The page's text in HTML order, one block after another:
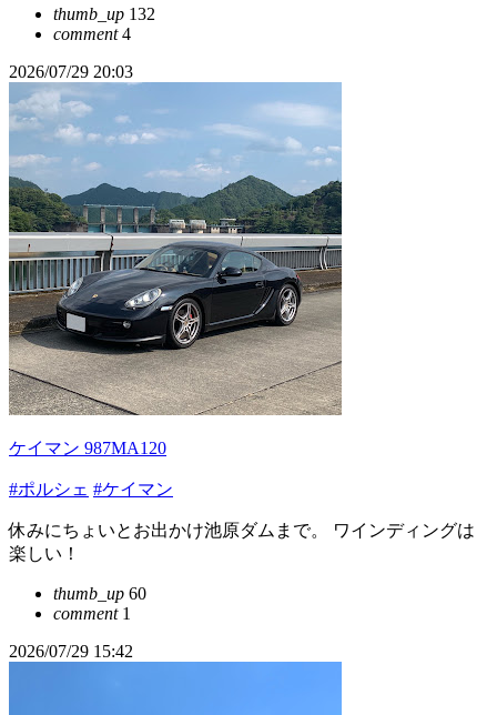
thumb_up 132
comment4
2026/07/29 20:03
ケイマン 987MA120
#ポルシェ #ケイマン
休みにちょいとお出かけ池原ダムまで。 ワインディングは
楽しい！
thumb_up 60
comment1
2026/07/29 15:42